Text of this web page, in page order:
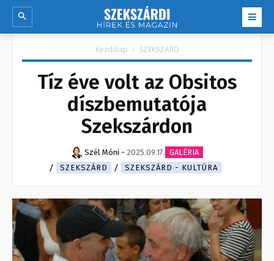
Kezdőlap SZEKSZÁRD
Tíz éve volt az Obsitos
díszbemutatója
Szekszárdon
Szél Móni - 2025.09.17. GALÉRIA
SZEKSZÁRD
SZEKSZÁRD - KULTÚRA